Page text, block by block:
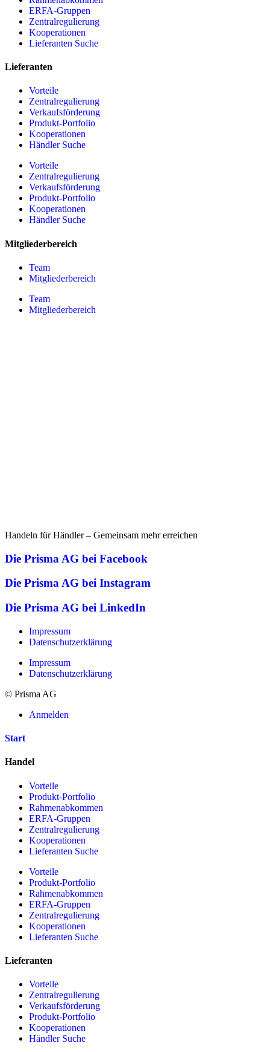
ERFA-Gruppen
Zentralregulierung
Kooperationen
Lieferanten Suche
Lieferanten
Vorteile
Zentralregulierung
Verkaufsförderung
Produkt-Portfolio
Kooperationen
Händler Suche
Vorteile
Zentralregulierung
Verkaufsförderung
Produkt-Portfolio
Kooperationen
Händler Suche
Mitgliederbereich
Team
Mitgliederbereich
Team
Mitgliederbereich
Handeln für Händler – Gemeinsam mehr erreichen
Die Prisma AG bei Facebook
Die Prisma AG bei Instagram
Die Prisma AG bei LinkedIn
Impressum
Datenschutzerklärung
Impressum
Datenschutzerklärung
© Prisma AG
Anmelden
Start
Handel
Vorteile
Produkt-Portfolio
Rahmenabkommen
ERFA-Gruppen
Zentralregulierung
Kooperationen
Lieferanten Suche
Vorteile
Produkt-Portfolio
Rahmenabkommen
ERFA-Gruppen
Zentralregulierung
Kooperationen
Lieferanten Suche
Lieferanten
Vorteile
Zentralregulierung
Verkaufsförderung
Produkt-Portfolio
Kooperationen
Händler Suche